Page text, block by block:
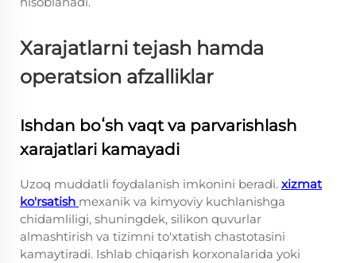
Xarajatlarni tejash hamda
operatsion afzalliklar
Ishdan boʻsh vaqt va parvarishlash
xarajatlari kamayadi
Uzoq muddatli foydalanish imkonini beradi. xizmat
ko'rsatish mexanik va kimyoviy kuchlanishga
chidamliligi, shuningdek, silikon quvurlar
almashtirish va tizimni to'xtatish chastotasini
kamaytiradi. Ishlab chiqarish korxonalarida yoki